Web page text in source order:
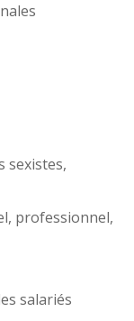
sexistes,
professionnel,
salariés